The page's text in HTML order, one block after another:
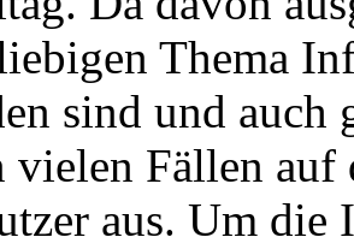
Thema
sind und auch
Fällen auf
aus. Um